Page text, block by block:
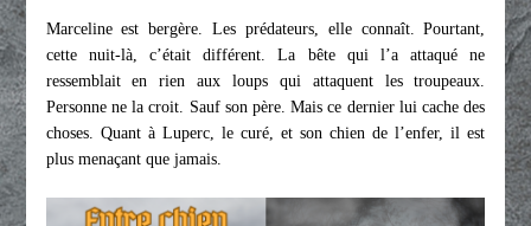
Marceline est bergère. Les prédateurs, elle connaît. Pourtant,
cette nuit-là, c’était différent. La bête qui l’a attaqué ne
ressemblait en rien aux loups qui attaquent les troupeaux.
Personne ne la croit. Sauf son père. Mais ce dernier lui cache des
choses. Quant à Luperc, le curé, et son chien de l’enfer, il est
plus menaçant que jamais.